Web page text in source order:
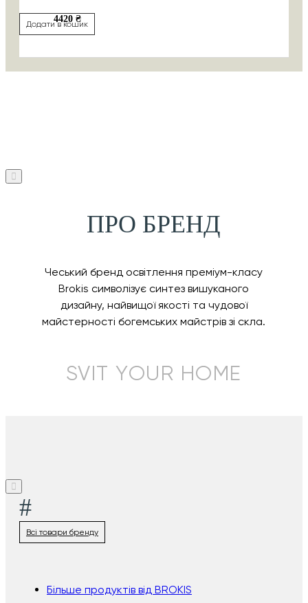
4420 ₴
Додати в кошик
ПРО БРЕНД
Чеський бренд освітлення преміум-класу
Brokis символізує синтез вишуканого
дизайну, найвищої якості та чудової
майстерності богемських майстрів зі скла.
SVIT YOUR HOME
#
Всі товари бренду
Більше продуктів від BROKIS